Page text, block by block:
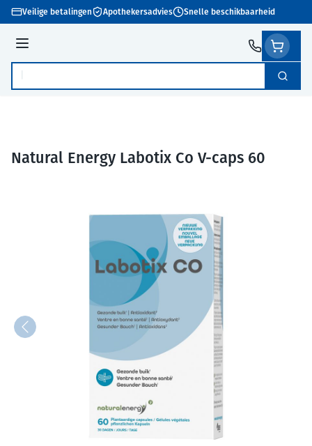
Ga naar de inhoud
Veilige betalingen Apothekersadvies Snelle beschikbaarheid
Menu
Product, merk, categorie... Zoek
Natural Energy Labotix Co V-caps 60